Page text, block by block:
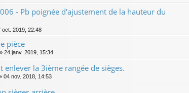
- Pb poignée d'ajustement de la hauteur du
oct. 2019, 22:48
pièce
» 24 janv. 2019, 15:34
enlever la 3ième rangée de sièges.
04 nov. 2018, 14:53